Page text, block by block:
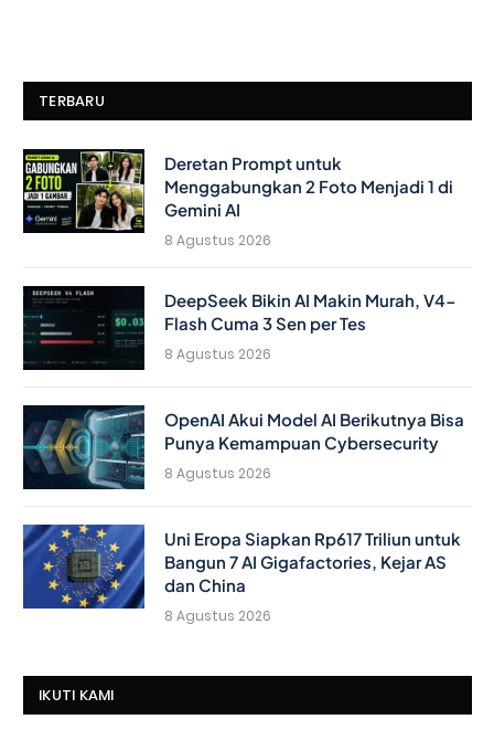
TERBARU
Deretan Prompt untuk
Menggabungkan 2 Foto Menjadi 1 di
Gemini AI
8 Agustus 2026
DeepSeek Bikin AI Makin Murah, V4-
Flash Cuma 3 Sen per Tes
8 Agustus 2026
OpenAI Akui Model AI Berikutnya Bisa
Punya Kemampuan Cybersecurity
8 Agustus 2026
Uni Eropa Siapkan Rp617 Triliun untuk
Bangun 7 AI Gigafactories, Kejar AS
dan China
8 Agustus 2026
IKUTI KAMI